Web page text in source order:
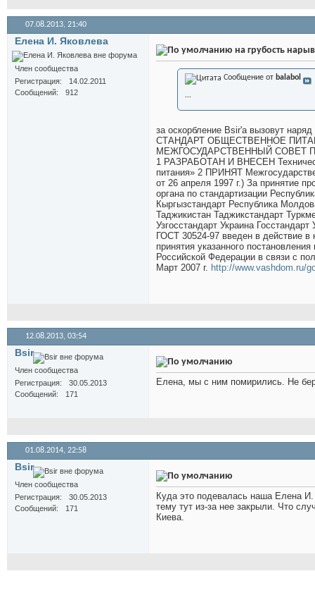
07.08.2013, 21:40
Елена И. Яковлева
Член сообщества
Регистрация
14.02.2011
Сообщений
912
на грубость
Сообщение от balabol
...
за оскорбление Bsir'a вызовут
СТАНДАРТ ОБЩЕСТВЕННОЕ
МЕЖГОСУДАРСТВЕННЫЙ СОВЕТ
1 РАЗРАБОТАН И ВНЕСЕН
питания» 2 ПРИНЯТ
от 26 апреля 1997 г.) За принятие
органа по стандартизации
Кыргызстандарт Республика
Таджикистан Таджикстандарт
Узгосстандарт Украина
ГОСТ 30524-97 введен в действие в
принятия указанного
Российской Федерации в связи с
Март 2007 г. http://www.vashdom.ru/
12.08.2013, 03:54
Bsir
Член сообщества
Регистрация
30.05.2013
Сообщений
171
Елена, мы с ним помирились. Не
01.08.2014, 22:58
Bsir
Член сообщества
Регистрация
30.05.2013
Сообщений
171
Куда это подевалась наша Елена
тему тут из-за нее закрыли. Что
Киева.